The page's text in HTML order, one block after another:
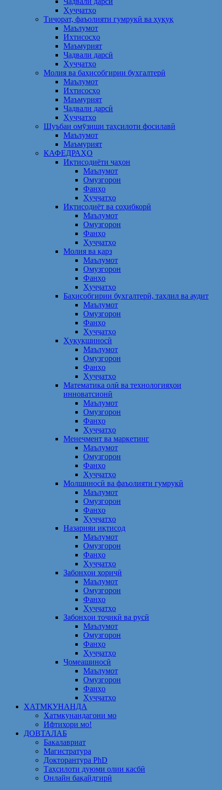
Ҳуҷҷатҳо
Тиҷорат, фаъолияти гумрукӣ ва ҳуқуқ
Маълумот
Ихтисосҳо
Маъмурият
Ҷадвали дарсӣ
Ҳуҷҷатҳо
Молия ва баҳисобгирии бухгалтерӣ
Маълумот
Ихтисосҳо
Маъмурият
Ҷадвали дарсӣ
Ҳуҷҷатҳо
Шуъбаи омӯзиши таҳсилоти фосилавӣ
Маълумот
Маъмурият
КАФЕДРАҲО
Иқтисодиёти ҷаҳон
Маълумот
Омузгорон
Фанҳо
Ҳуҷҷатҳо
Иқтисодиёт ва соҳибкорӣ
Маълумот
Омузгорон
Фанҳо
Ҳуҷҷатҳо
Молия ва қарз
Маълумот
Омузгорон
Фанҳо
Ҳуҷҷатҳо
Баҳисобгирии бухгалтерӣ, таҳлил ва аудит
Маълумот
Омузгорон
Фанҳо
Ҳуҷҷатҳо
Ҳуқуқшиносӣ
Маълумот
Омузгорон
Фанҳо
Ҳуҷҷатҳо
Математика олӣ ва технологияҳои
инноватсионӣ
Маълумот
Омузгорон
Фанҳо
Ҳуҷҷатҳо
Менеҷмент ва маркетинг
Маълумот
Омузгорон
Фанҳо
Ҳуҷҷатҳо
Молшиносӣ ва фаъолияти гумрукӣ
Маълумот
Омузгорон
Фанҳо
Ҳуҷҷатҳо
Назарияи иқтисод
Маълумот
Омузгорон
Фанҳо
Ҳуҷҷатҳо
Забонҳои хориҷӣ
Маълумот
Омузгорон
Фанҳо
Ҳуҷҷатҳо
Забонҳои тоҷикӣ ва русӣ
Маълумот
Омузгорон
Фанҳо
Ҳуҷҷатҳо
Ҷомеашиносӣ
Маълумот
Омузгорон
Фанҳо
Ҳуҷҷатҳо
ХАТМКУНАНДА
Хатмкунандагони мо
Ифтихори мо!
ДОВТАЛАБ
Бакалавриат
Магистратура
Докторантура PhD
Таҳсилоти дуюми олии касбӣ
Онлайн бақайдгирӣ